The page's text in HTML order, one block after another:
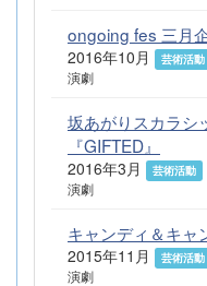
ongoing fes 三月
2016年10月 芸術活動
演劇
坂あがりスカラシ
『GIFTED』
2016年3月 芸術活動
演劇
キャンディ＆キャ
2015年11月 芸術活動
演劇